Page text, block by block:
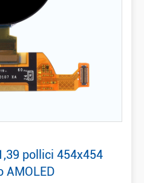
pollici 454x454
AMOLED